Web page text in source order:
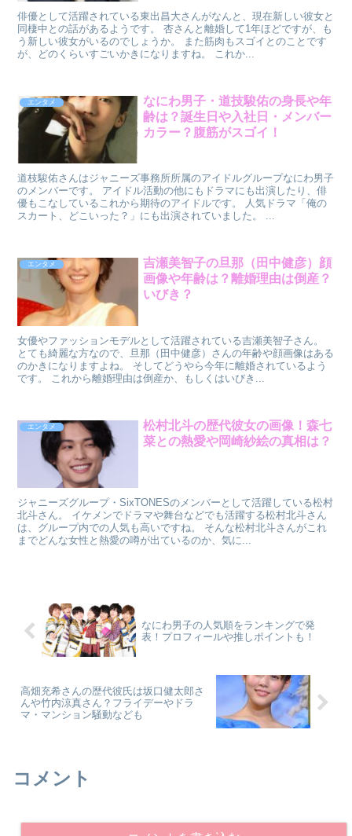
俳優として活躍されている東出昌大さんがなんと、現在新しい彼女と
同棲中との話があるようです。 杏さんと離婚して1年ほどですが、も
う新しい彼女がいるのでしょうか。 また筋肉もスゴイとのことです
が、どのくらいすごいかきになりますね。 これか...
エンタメ
なにわ男子・道技駿佑の身長や年
齢は？誕生日や入社日・メンバー
カラー？腹筋がスゴイ！
道枝駿佑さんはジャニーズ事務所所属のアイドルグループなにわ男子
のメンバーです。 アイドル活動の他にもドラマにも出演したり、俳
優もこなしているこれから期待のアイドルです。 人気ドラマ「俺の
スカート、どこいった？」にも出演されていました。 ...
エンタメ
吉瀬美智子の旦那（田中健彦）顔
画像や年齢は？離婚理由は倒産？
いびき？
女優やファッションモデルとして活躍されている吉瀬美智子さん。
とても綺麗な方なので、旦那（田中健彦）さんの年齢や顔画像はある
のかきになりますよね。 そしてどうやら今年に離婚されているよう
です。 これから離婚理由は倒産か、もしくはいびき...
エンタメ
松村北斗の歴代彼女の画像！森七
菜との熱愛や岡崎紗絵の真相は？
ジャニーズグループ・SixTONESのメンバーとして活躍している松村
北斗さん。 イケメンでドラマや舞台などでも活躍する松村北斗さん
は、グループ内での人気も高いですね。 そんな松村北斗さんがこれ
までどんな女性と熱愛の噂が出ているのか、気に...
なにわ男子の人気順をランキングで発
表！プロフィールや推しポイントも！
高畑充希さんの歴代彼氏は坂口健太郎さ
んや竹内涼真さん？フライデーやドラ
マ・マンション騒動なども
コメント